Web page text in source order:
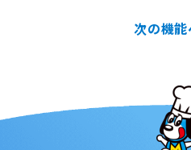
次の機能